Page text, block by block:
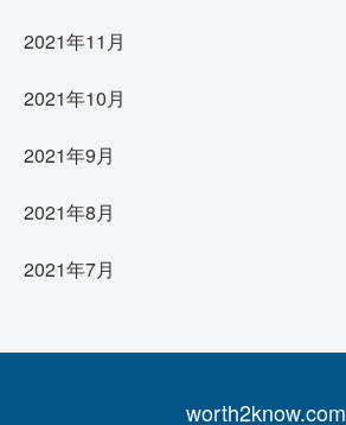
2021年11月
2021年10月
2021年9月
2021年8月
2021年7月
worth2know.com